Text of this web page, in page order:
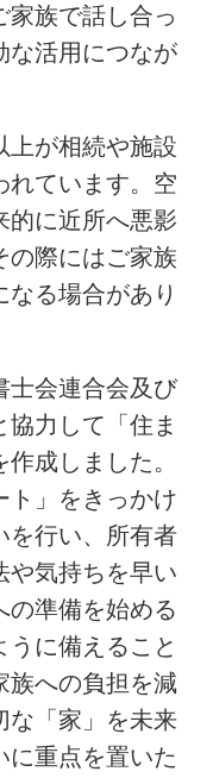
家族で話し合っ
な活用につなが
上が相続や施設
れています。空
的に近所へ悪影
の際にはご家族
る場合があり
士会連合会及び
力して「住ま
成しました。
ト」をきっかけ
を行い、所有者
や気持ちを早い
の準備を始める
うに備えること
族への負担を減
な「家」を未来
に重点を置いた